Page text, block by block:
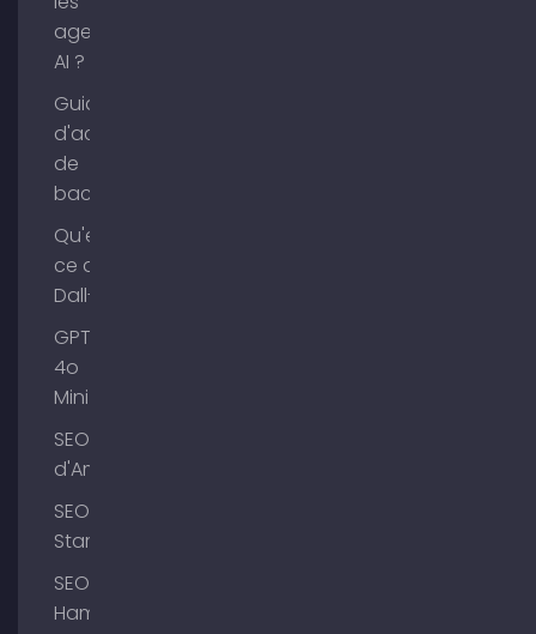
agents
AI ?
Guide
d'achat
de
backlinks
Qu'est-
ce que
Dall-E ?
GPT-
4o
Mini
SEO Lac
d'Ammer
SEO
Starnberg
SEO
Hambourg